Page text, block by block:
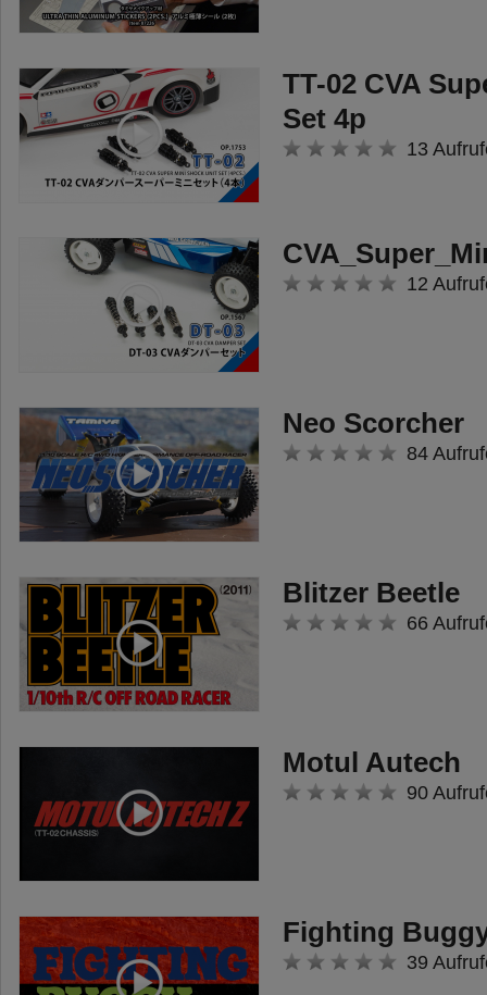
nahezu alle Sound- und
Lichtfunktionen des Vorbildes
täuschend echt simuliert werden.
Benötigtes Zubehör:
- Mind. 4 Kanal Fernsteuerung -
empfohlen Carson Reflex Stick
500501006 (6-Kanal), 500501003
(14-Kanal) oder 500501004 (14-
Kanal LCD Display)
- 7.2V NiMH Akkupack, Ladegerät
- TAMIYA TS-Farbe für die
Lackierung
- Lenkservo + Servo für
Schaltgetriebe
- Fahrtenregler oder TAMIYA
Multifunktionseinheit MFC-03
300056523 für die Fahr-, Licht-
und Soundfunktionen
- TAMIYA ACU-01 Spindelantrieb-
Einheit (300056545) für den
Antrieb der Mulde. Die ACU-01
wird in die Multifunktionseinheit
eingesteckt.
- Bausatzmodell im Maßstab 1:14
- Abmessungen Länge 667 mm,
Breite 196 mm, Höhe 168 mm
- TAMIYA 4-Achs Fahrgestell mit
verstärktem Rahmen und Antrieb
TT-02 CVA
Set 4p
13
12
Neo Scorcher
84
Blitzer Beetle
66
Motul Autech
90
Fighting
39